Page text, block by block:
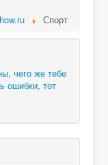
Спорт
чего же тебе
ошибки, тот